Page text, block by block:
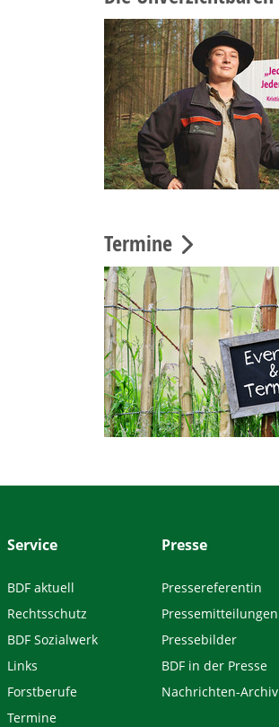
Termine
Service
BDF aktuell
Rechtsschutz
BDF Sozialwerk
Links
Forstberufe
Termine
Presse
Pressereferentin
Pressemitteilungen
Pressebilder
BDF in der Presse
Nachrichten-Archiv